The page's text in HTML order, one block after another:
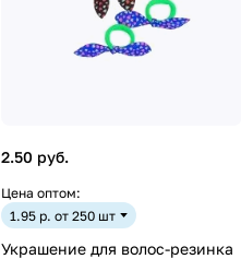
2.50 руб.
Цена оптом:
1.95 р. от 250 шт
Украшение для волос-резинка